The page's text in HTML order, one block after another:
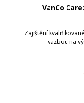
VanCo
Zajištění
vazbou na